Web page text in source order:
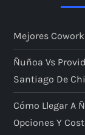
Mejores
Ñuñoa Vs
Santiago De
Cómo Llegar A
Opciones Y